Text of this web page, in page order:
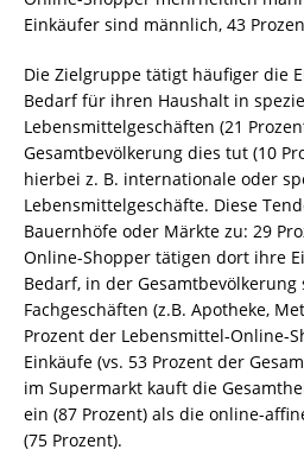
Einkäufer sind männlich, 43
Die Zielgruppe tätigt häufiger die
Bedarf für ihren Haushalt in
Lebensmittelgeschäften (21
Gesamtbevölkerung dies tut (10
hierbei z. B. internationale oder
Lebensmittelgeschäfte. Diese
Bauernhöfe oder Märkte zu: 29
Online-Shopper tätigen dort ihre
Bedarf, in der Gesamtbevölkerung
Fachgeschäften (z.B. Apotheke,
Prozent der Lebensmittel-Online-
Einkäufe (vs. 53 Prozent der
im Supermarkt kauft die
ein (87 Prozent) als die online-
(75 Prozent).